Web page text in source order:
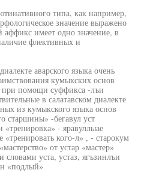
типа, как например,
значение выражено
имеет одно значение, в
флективных и
аварского языка очень
кумыкских основ
помощи суффикса -лъи
в салатавском диалекте
из кумыкского языка основ
старшины» -бегавул уст
«тренировка» - яравуллыае
«тренировать кого-л» , - старокум
от устар «мастер»
уста, устаз, ягъзинлъи
«подлый»